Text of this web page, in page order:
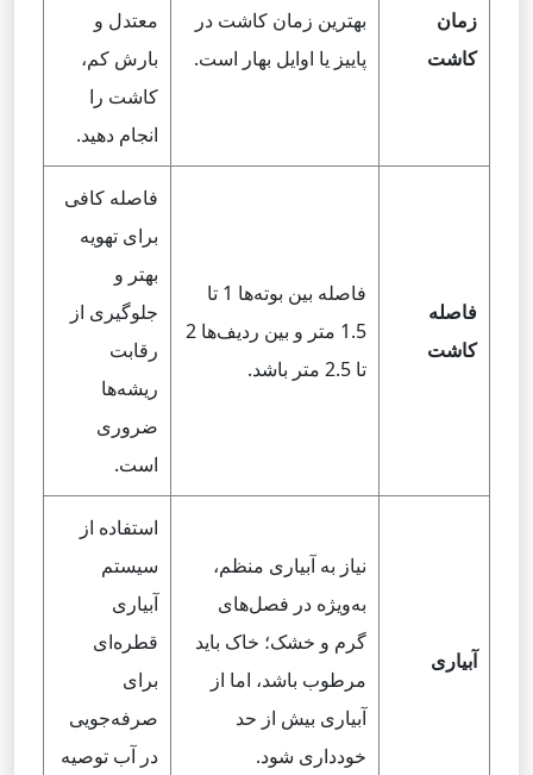
زمان
کاشت
بهترین زمان کاشت در
پاییز یا اوایل بهار است.
معتدل و
بارش کم،
کاشت را
انجام دهید.
فاصله
کاشت
فاصله بین بوته‌ها 1 تا
1.5 متر و بین ردیف‌ها 2
تا 2.5 متر باشد.
فاصله کافی
برای تهویه
بهتر و
جلوگیری از
رقابت
ریشه‌ها
ضروری
است.
آبیاری
نیاز به آبیاری منظم،
به‌ویژه در فصل‌های
گرم و خشک؛ خاک باید
مرطوب باشد، اما از
آبیاری بیش از حد
خودداری شود.
استفاده از
سیستم
آبیاری
قطره‌ای
برای
صرفه‌جویی
در آب توصیه